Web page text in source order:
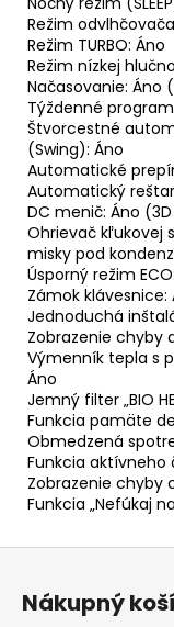
Režim
Režim TURBO: Áno
Režim nízkej
Načasovanie:
Týždenné
Štvorcestné
(Swing): Áno
Automatické
Automatický
DC menič: Áno
Ohrievač kľukovej
misky pod
Úsporný režim
Zámok klávesnice:
Jednoduchá
Zobrazenie chyby
Výmenník tepla s
Áno
Jemný filter „BIO
Funkcia pamäte
Obmedzená
Funkcia aktívneho
Zobrazenie chyby
Funkcia „Nefúkaj
Z
Nákupný